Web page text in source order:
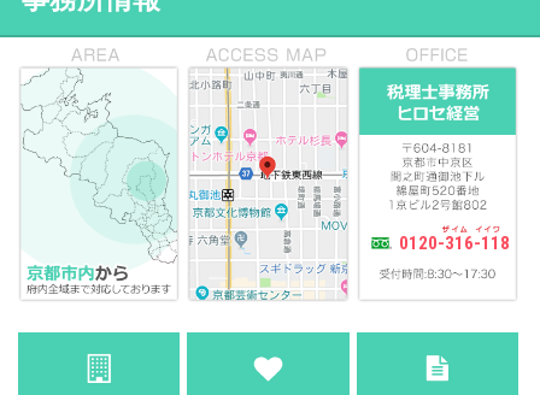
0120-316-118